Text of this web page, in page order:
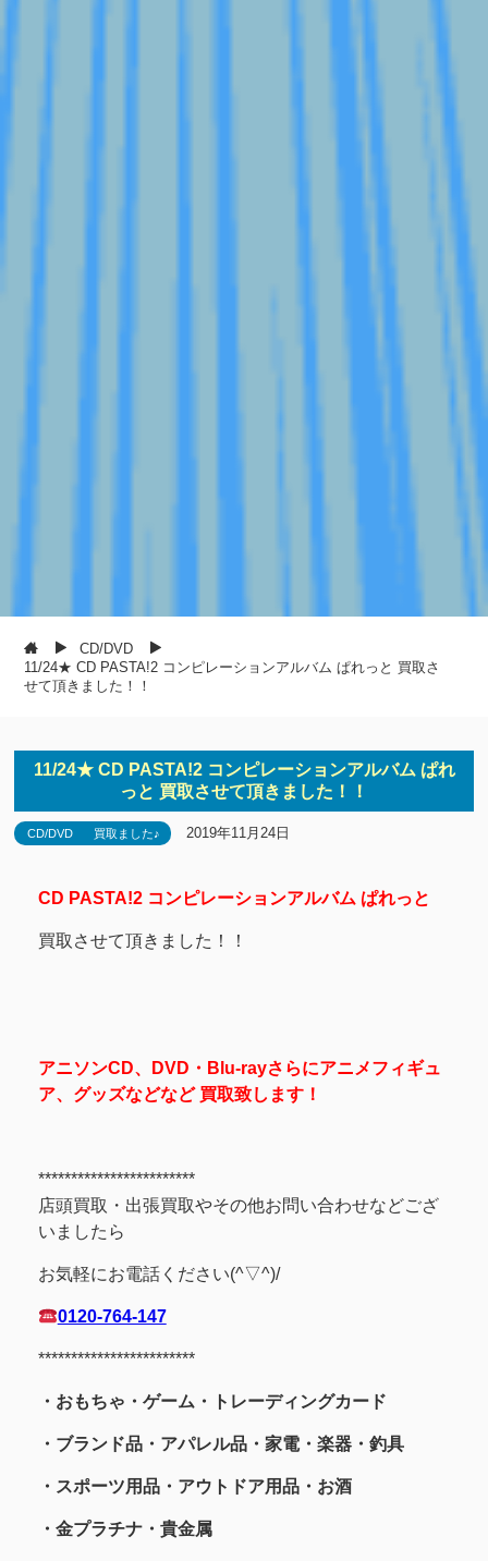
CD/DVD
11/24★ CD PASTA!2 コンピレーションアルバム ぱれっと 買取さ
せて頂きました！！
11/24★ CD PASTA!2 コンピレーションアルバム ぱれ
っと 買取させて頂きました！！
CD/DVD 買取ました♪ 2019年11月24日
CD PASTA!2 コンピレーションアルバム ぱれっと
買取させて頂きました！！
アニソンCD、DVD・Blu-rayさらにアニメフィギュ
ア、グッズなどなど 買取致します！
************************
店頭買取・出張買取やその他お問い合わせなどござ
いましたら
お気軽にお電話ください(^▽^)/
0120-764-147
************************
・おもちゃ・ゲーム・トレーディングカード
・ブランド品・アパレル品・家電・楽器・釣具
・スポーツ用品・アウトドア用品・お酒
・金プラチナ・貴金属